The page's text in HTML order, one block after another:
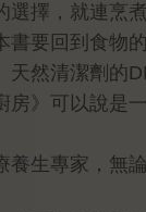
選擇，就連烹
書要回到食物
天然清潔劑的
房》可以說是
養生專家，無